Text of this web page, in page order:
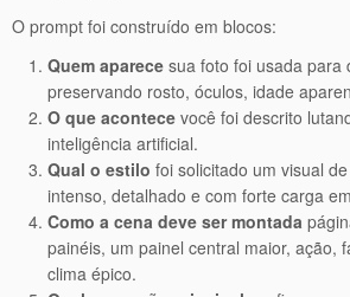
O prompt foi construído em blocos:
Quem aparece sua foto foi usada para
preservando rosto, óculos, idade
O que acontece você foi descrito
inteligência artificial.
Qual o estilo foi solicitado um visual
intenso, detalhado e com forte carga
Como a cena deve ser montada
painéis, um painel central maior, ação,
clima épico.